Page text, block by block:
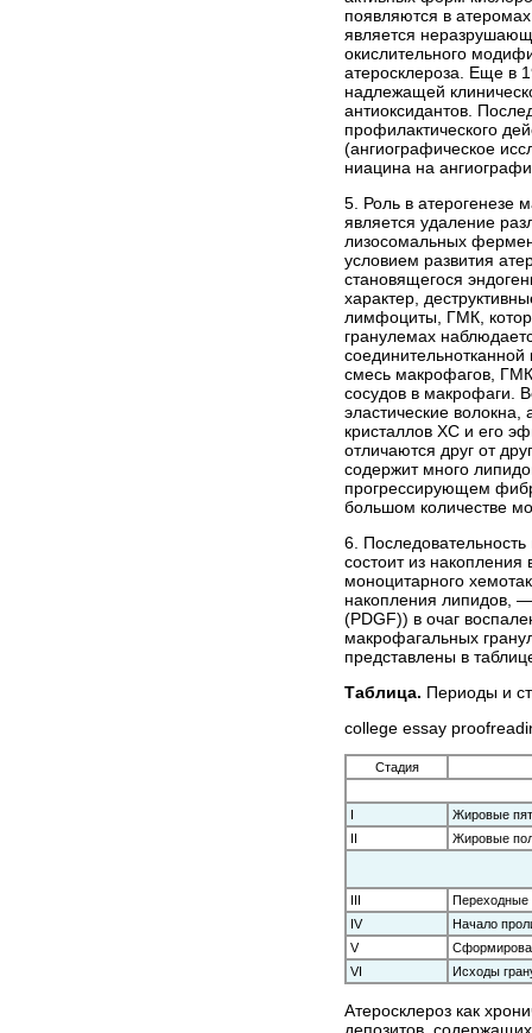
появляются в
является
окислительного
атеросклероза. Еще в
надлежащей
антиоксидантов.
профилактического
(ангиографическое
ниацина на
5. Роль в атерогенезе
является удаление
лизосомальных
условием развития
становящегося
характер,
лимфоциты, ГМК,
гранулемах
смесь макрофагов,
сосудов в макрофаги.
эластические
кристаллов ХС и его
отличаются друг от
содержит много
прогрессирующем
большом количестве
6.
состоит из
моноцитарного
накопления липидов,
(PDGF)) в очаг
макрофагальных
представлены в
Таблица. Периоды и
college essay
Стадия
I
Жировые
II
Жировые
III
Переходные
IV
Начало
V
VI
Исходы
Атеросклероз как
депозитов,